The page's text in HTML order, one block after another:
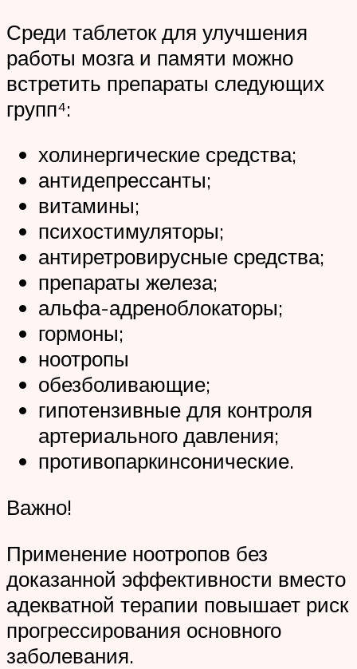
Среди таблеток для улучшения
работы мозга и памяти можно
встретить препараты следующих
групп⁴:
холинергические средства;
антидепрессанты;
витамины;
психостимуляторы;
антиретровирусные средства;
препараты железа;
альфа-адреноблокаторы;
гормоны;
ноотропы
обезболивающие;
гипотензивные для контроля
артериального давления;
противопаркинсонические.
Важно!
Применение ноотропов без
доказанной эффективности вместо
адекватной терапии повышает риск
прогрессирования основного
заболевания.